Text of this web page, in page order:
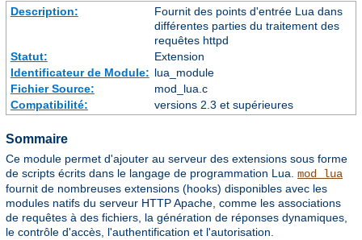
Description:
Fournit des points d'entrée Lua dans
différentes parties du traitement des
requêtes httpd
Statut:
Extension
Identificateur de Module: lua_module
Fichier Source:
mod_lua.c
Compatibilité:
versions 2.3 et supérieures
Sommaire
Ce module permet d'ajouter au serveur des extensions sous forme
de scripts écrits dans le langage de programmation Lua. mod_lua
fournit de nombreuses extensions (hooks) disponibles avec les
modules natifs du serveur HTTP Apache, comme les associations
de requêtes à des fichiers, la génération de réponses dynamiques,
le contrôle d'accès, l'authentification et l'autorisation.